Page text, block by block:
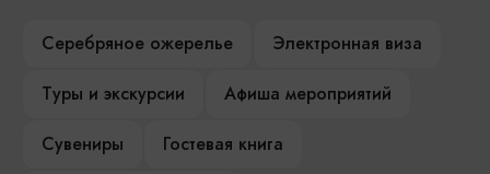
Серебряное ожерелье
Электронная виза
Туры и экскурсии
Афиша мероприятий
Сувениры
Гостевая книга